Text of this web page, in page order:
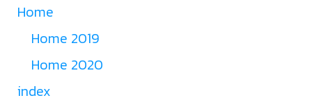
Home
Home 2019
Home 2020
index